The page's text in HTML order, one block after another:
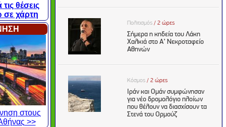
θέσεις
χάρτη
στους
>>